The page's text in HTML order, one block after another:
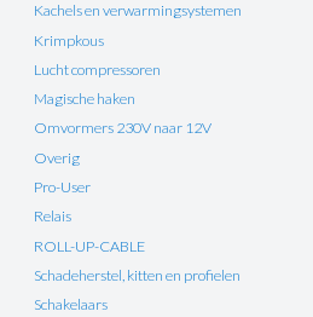
Kachels en verwarmingsystemen
Krimpkous
Lucht compressoren
Magische haken
Omvormers 230V naar 12V
Overig
Pro-User
Relais
ROLL-UP-CABLE
Schadeherstel, kitten en profielen
Schakelaars